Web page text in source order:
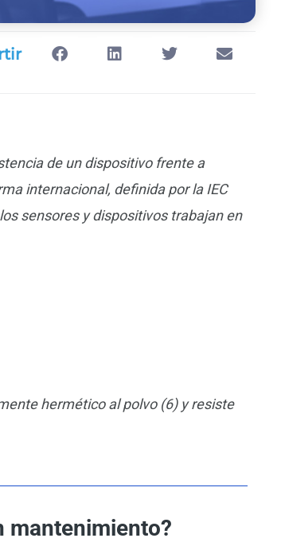
de un dispositivo frente a
internacional, definida por la IEC
sensores y dispositivos trabajan en
hermético al polvo (6) y resiste
mantenimiento?